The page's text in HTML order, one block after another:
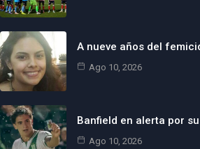
A nueve años del
Ago 10, 2026
Banfield en alerta por
Ago 10, 2026